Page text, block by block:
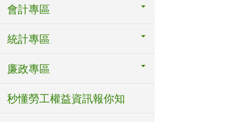
會計專區
統計專區
廉政專區
秒懂勞工權益資訊報你知